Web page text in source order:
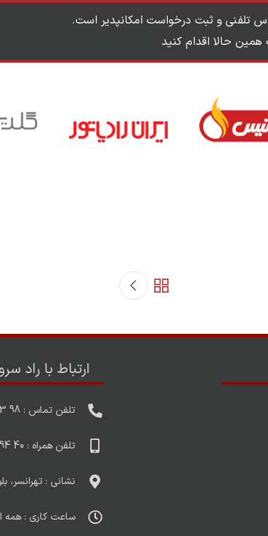
تلفنی و ثبت درخواست امکانپدیر است.
ارتباط با راد
تلفن تماس : 98 53 57 44 021
تلفن همراه : 40 94 246 0992
نشانی :
ساعت کاری : همه ایام